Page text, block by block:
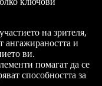
на зрителя,
ангажираността и
ви.
помагат да се
способността за